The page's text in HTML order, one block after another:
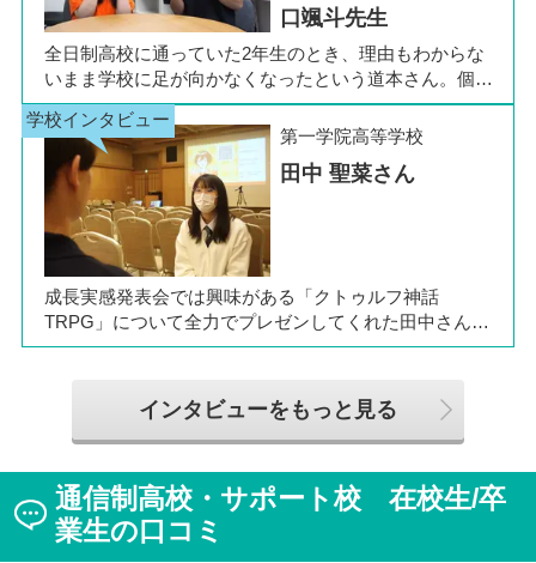
話や行事を通じて育まれた、先生と生徒の温かな信頼関
係もうかがえました。
口颯斗先生
全日制高校に通っていた2年生のとき、理由もわからな
いまま学校に足が向かなくなったという道本さん。個別
相談会で感じた先生の「温かさ」を決め手に、飛鳥未来
きぼう高等学校の町田キャンパスへの転入を選びまし
た。現在は同校に3年生として在籍しながら、オープン
キャンパスでは未来の後輩たちのサポート役「キャス
ト」として活躍しています。同校の山口颯斗先生ととも
に、通信制ならではの人との関わりや、自分らしく過ご
せる学校生活について語ってくれました。
第一学院高等学校
田中 聖菜さん
成長実感発表会では興味がある「クトゥルフ神話
TRPG」について全力でプレゼンしてくれた田中さん
は、全日制高校での生活の中で体調を崩し、12月に第一
トやスクーリングをこなしながら、自分らしく過ごせる
ようになった2か月を振り返ってお話いただきました。
「通信制高校は家で一人で勉強するもの」というイメー
ジを持っていた田中さんですが、キャンパスでフェロー
（先生）や仲間に囲まれる中で、その不安は希望へと変
わったと言います。
インタビューをもっと見る
通信制高校・サポート校 在校生/卒
業生の口コミ